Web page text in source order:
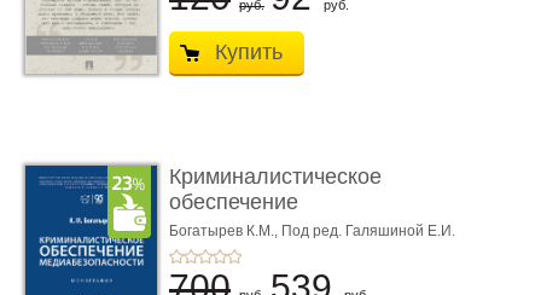
руб. руб.
Купить
Криминалистическое
обеспечение
медиабезопас� ...
Богатырев К.М., Под ред. Галяшиной Е.И.